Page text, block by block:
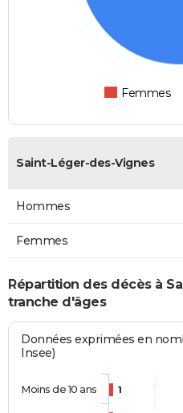
Femmes
Saint-Léger-des-Vignes
Hommes
Femmes
Répartition des décès à
tranche d'âges
Données exprimées en
Insee)
1
Moins de 10 ans